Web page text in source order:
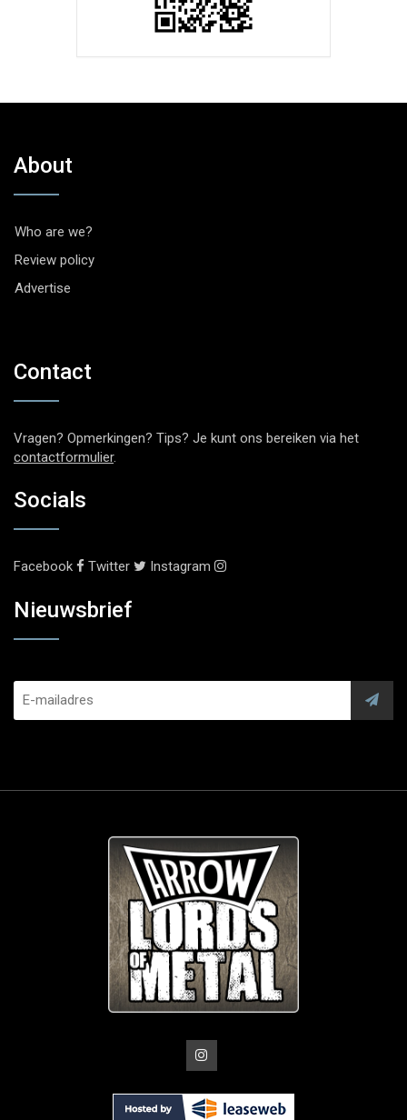
About
Who are we?
Review policy
Advertise
Contact
Vragen? Opmerkingen? Tips? Je kunt ons bereiken via het
contactformulier.
Socials
Facebook Twitter Instagram
Nieuwsbrief